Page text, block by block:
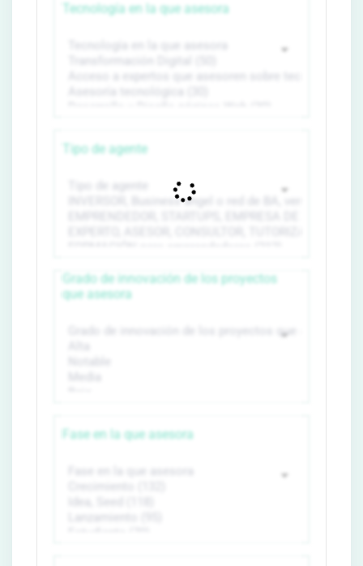
Tecnología en la que asesora
Tipo de agente
Grado de innovación de los proyectos
que asesora
Fase en la que asesora